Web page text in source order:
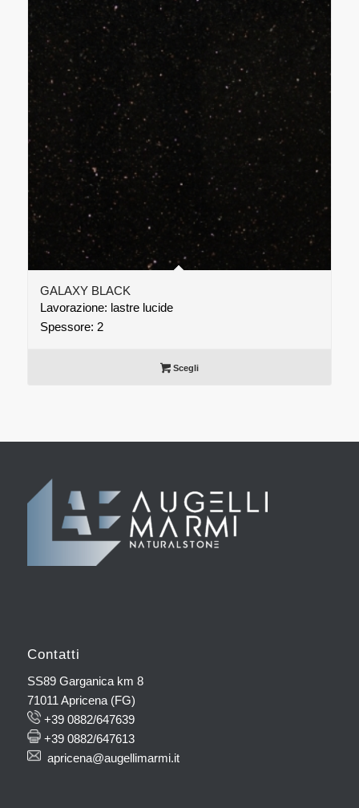
GALAXY BLACK
Lavorazione: lastre lucide
Spessore: 2
Scegli
Contatti
SS89 Garganica km 8
71011 Apricena (FG)
+39 0882/647639
+39 0882/647613
apricena@augellimarmi.it